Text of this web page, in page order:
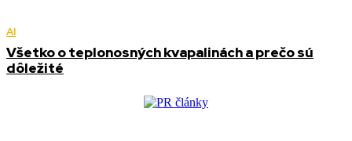
AI
Všetko o teplonosných kvapalinách a prečo sú
dôležité